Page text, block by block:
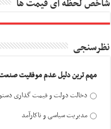
شاخص لحظه ای قیمت ها
نظرسنجی
مهم ترین دلیل عدم موفقیت صنعت
دخالت دولت و قیمت گذاری
مدیریت سیاسی و ناکارآمد